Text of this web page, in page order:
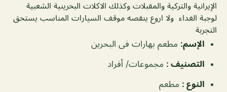
الإيرانية والتركية والمقبلات وكذلك الاكلات البحرينية الشعبية
لوجبة الغداء ولا اروع ينقصه موقف السيارات المناسب يستحق
التجربة
الإسم: مطعم بهارات فى البحرين
التصنيف : مجموعات/ أفراد
النوع : مطعم